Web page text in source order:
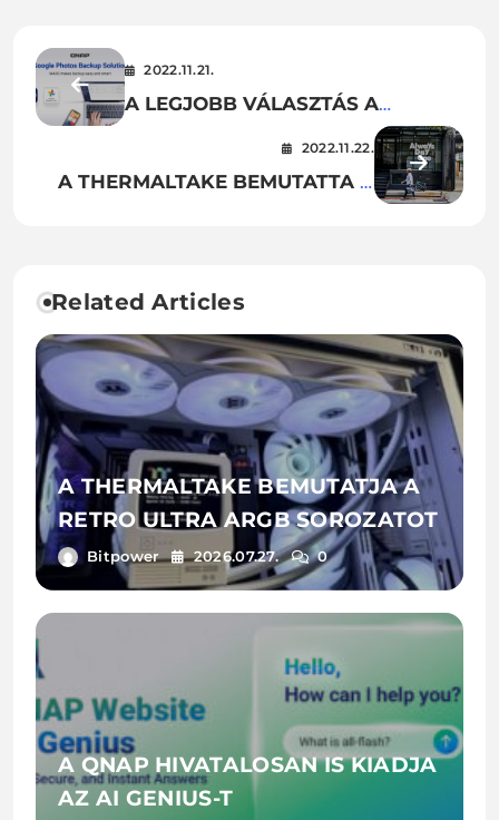
2022.11.21.
A LEGJOBB VÁLASZTÁS A
MOBILON TÁROLT FOTÓK
BIZTONSÁGI MENTÉSÉHEZ! A
QNAP KIADJA A GOOGLE FOTÓK
2022.11.22.
A THERMALTAKE BEMUTATTA A
Related Articles
A THERMALTAKE BEMUTATJA A
RETRO ULTRA ARGB SOROZATOT
Bitpower 2026.07.27. 0
A QNAP HIVATALOSAN IS KIADJA
AZ AI GENIUS-T